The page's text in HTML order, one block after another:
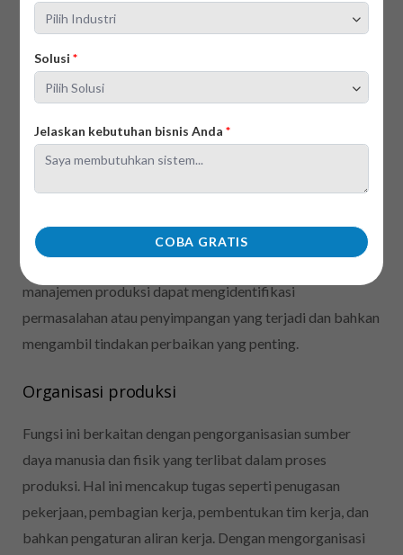
Solusi*
Jelaskan kebutuhan bisnis Anda*
COBA GRATIS
Dengan dukungan
, perusahaan
memastikan ketersediaan bahan baku tepat waktu, dan
menjaga kelancaran proses produksi.
Pengendalian produksi
kegiatan produksi berjalan sesuai dengan rencana. Melalui
manajemen produksi dapat mengidentifikasi
permasalahan atau penyimpangan yang terjadi dan bahkan
mengambil tindakan perbaikan yang penting.
Organisasi produksi
Fungsi ini berkaitan dengan pengorganisasian sumber
daya manusia dan fisik yang terlibat dalam proses
produksi. Hal ini mencakup tugas seperti penugasan
pekerjaan, pembagian kerja, pembentukan tim kerja, dan
bahkan pengaturan aliran kerja. Dengan mengorganisasi